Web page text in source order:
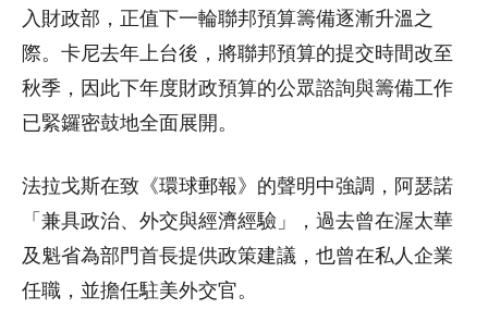
入財政部，正值下一輪聯邦預算籌備逐漸升溫之
際。卡尼去年上台後，將聯邦預算的提交時間改至
秋季，因此下年度財政預算的公眾諮詢與籌備工作
已緊鑼密鼓地全面展開。
法拉戈斯在致《環球郵報》的聲明中強調，阿瑟諾
「兼具政治、外交與經濟經驗」，過去曾在渥太華
及魁省為部門首長提供政策建議，也曾在私人企業
任職，並擔任駐美外交官。